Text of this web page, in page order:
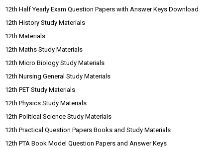
12th Half Yearly Exam Question Papers with Answer Keys Download
12th History Study Materials
12th Materials
12th Maths Study Materials
12th Micro Biology Study Materials
12th Nursing General Study Materials
12th PET Study Materials
12th Physics Study Materials
12th Political Science Study Materials
12th Practical Question Papers Books and Study Materials
12th PTA Book Model Question Papers and Answer Keys